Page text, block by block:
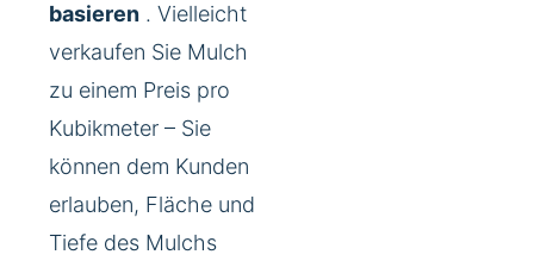
basieren . Vielleicht
verkaufen Sie Mulch
zu einem Preis pro
Kubikmeter – Sie
können dem Kunden
erlauben, Fläche und
Tiefe des Mulchs